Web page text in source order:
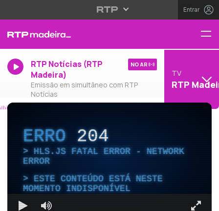
Entrar
RTP Notícias (RTP
Madeira)
Emissão em simultâneo com RTP
Notícias
NO AR
TV
RTP
ERRO204
HLS.JS FATAL ERROR - NETWORK
ERROR
ESTE CONTEÚDO ESTÁ NESTE
MOMENTO INDISPONÍVEL